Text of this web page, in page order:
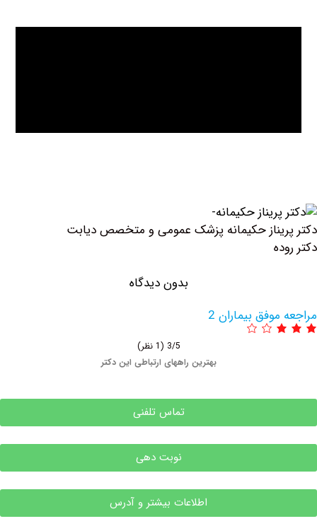
حکیمانه پزشک عمومی و متخصص دیابت
بدون دیدگاه
بیماران 2
بهترین راههای ارتباطی این دکتر
تماس تلفنی
نوبت دهی
اطلاعات بیشتر و آدرس